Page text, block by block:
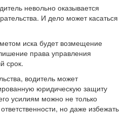
невольно оказывается
И дело может касаться
иска будет возмещение
права управления
срок.
водитель может
юридическую защиту
усилиям можно не только
но даже избежать